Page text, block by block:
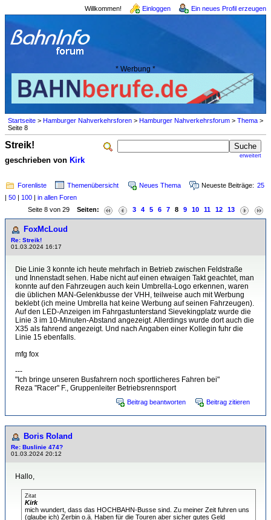
Willkommen! Einloggen Ein neues Profil erzeugen
* Werbung *
Startseite > Hamburger Nahverkehrsforen > Hamburger Nahverkehrsforum > Thema >
Seite 8
erweitert
Streik!
geschrieben von Kirk
Forenliste Themenübersicht Neues Thema Neueste Beiträge: 25
| 50 | 100 | in allen Foren
Seite 8 von 29 Seiten: 3 4 5 6 7 8 9 10 11 12 13
FoxMcLoud
Re: Streik!
01.03.2024 16:17
Die Linie 3 konnte ich heute mehrfach in Betrieb zwischen Feldstraße
und Innenstadt sehen. Habe nicht auf einen etwaigen Takt geachtet, man
konnte auf den Fahrzeugen auch kein Umbrella-Logo erkennen, waren
die üblichen MAN-Gelenkbusse der VHH, teilweise auch mit Werbung
beklebt (ich meine Umbrella hat keine Werbung auf seinen Fahrzeugen).
Auf den LED-Anzeigen im Fahrgastunterstand Sievekingplatz wurde die
Linie 3 im 10-Minuten-Abstand angezeigt. Allerdings wurde dort auch die
X35 als fahrend angezeigt. Und nach Angaben einer Kollegin fuhr die
Linie 15 ebenfalls.
mfg fox
---
"Ich bringe unseren Busfahrern noch sportlicheres Fahren bei"
Reza "Racer" F., Gruppenleiter Betriebsrennsport
Beitrag beantworten Beitrag zitieren
Boris Roland
Re: Buslinie 474?
01.03.2024 20:12
Hallo,
Zitat
Kirk
mich wundert, dass das HOCHBAHN-Busse sind. Zu meiner Zeit fuhren uns
(glaube ich) Zerbin o.ä. Haben für die Touren aber sicher gutes Geld